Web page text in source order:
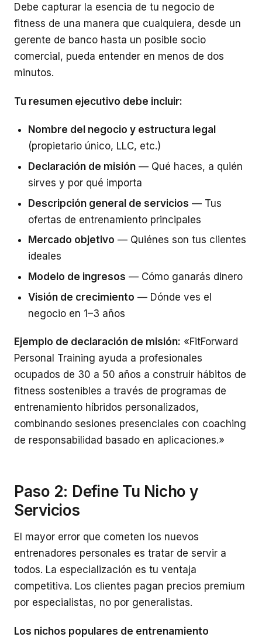
Debe capturar la esencia de tu negocio de
fitness de una manera que cualquiera, desde un
gerente de banco hasta un posible socio
comercial, pueda entender en menos de dos
minutos.
Tu resumen ejecutivo debe incluir:
Nombre del negocio y estructura legal
(propietario único, LLC, etc.)
Declaración de misión— Qué haces, a quién
sirves y por qué importa
Descripción general de servicios — Tus
ofertas de entrenamiento principales
Mercado objetivo — Quiénes son tus clientes
ideales
Modelo de ingresos — Cómo ganarás dinero
Visión de crecimiento — Dónde ves el
negocio en 1–3 años
Ejemplo de declaración de misión: «FitForward
Personal Training ayuda a profesionales
ocupados de 30 a 50 años a construir hábitos de
fitness sostenibles a través de programas de
entrenamiento híbridos personalizados,
combinando sesiones presenciales con coaching
de responsabilidad basado en aplicaciones.»
Paso 2: Define Tu Nicho y
Servicios
El mayor error que cometen los nuevos
entrenadores personales es tratar de servir a
todos. La especialización es tu ventaja
competitiva. Los clientes pagan precios premium
por especialistas, no por generalistas.
Los nichos populares de entrenamiento